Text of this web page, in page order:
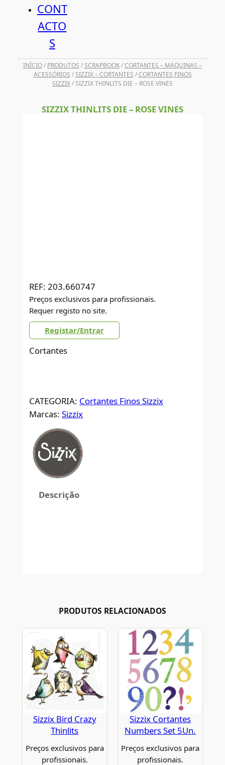
CONT
ACTO
S
INÍCIO/ PRODUTOS /SCRAPBOOK/CORTANTES – MÁQUINAS –
ACESSÓRIOS /SIZZIX – CORTANTES /CORTANTES FINOS
SIZZIX/ SIZZIX THINLITS DIE – ROSE VINES
SIZZIX THINLITS DIE – ROSE VINES
REF: 203.660747
Preços exclusivos para profissionais.
Requer registo no site.
Registar/Entrar
Cortantes
CATEGORIA: Cortantes Finos Sizzix
Marcas:Sizzix
Descrição
PRODUTOS RELACIONADOS
Sizzix Bird Crazy
Thinlits
Preços exclusivos para
profissionais.
Sizzix Cortantes
Numbers Set 5Un.
Preços exclusivos para
profissionais.